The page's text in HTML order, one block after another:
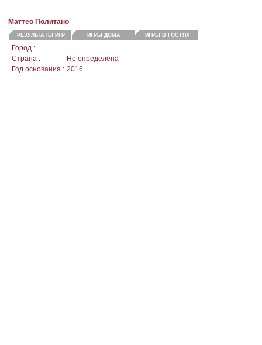
Маттео Политано
РЕЗУЛЬТАТЫ ИГР ИГРЫ ДОМА ИГРЫ В ГОСТЯХ
Город :
Страна :
Не определена
Год основания : 2016